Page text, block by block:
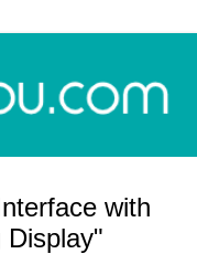
with
Display"